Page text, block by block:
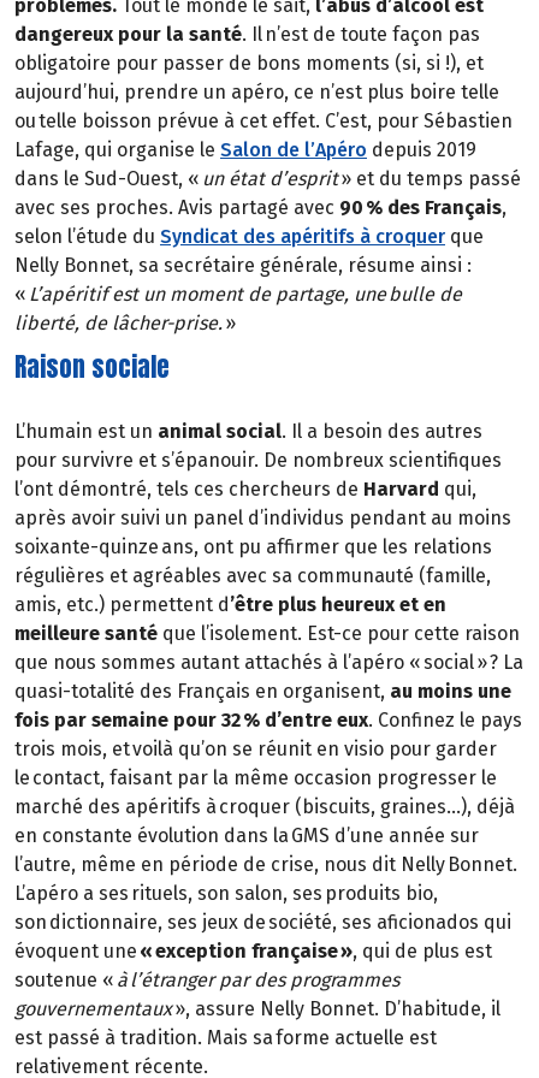
problèmes. Tout le monde le sait, l’abus d’alcool est
dangereux pour la santé. Il n’est de toute façon pas
obligatoire pour passer de bons moments (si, si !), et
aujourd’hui, prendre un apéro, ce n’est plus boire telle
ou telle boisson prévue à cet effet. C’est, pour Sébastien
Lafage, qui organise le Salon de l’Apéro depuis 2019
dans le Sud-Ouest, « un état d’esprit» et du temps passé
avec ses proches. Avis partagé avec 90 % des Français,
selon l’étude du Syndicat des apéritifs à croquer que
Nelly Bonnet, sa secrétaire générale, résume ainsi :
« L’apéritif est un moment de partage, une bulle de
liberté, de lâcher-prise.»
Raison sociale
L’humain est un animal social. Il a besoin des autres
pour survivre et s’épanouir. De nombreux scientifiques
l’ont démontré, tels ces chercheurs de Harvard qui,
après avoir suivi un panel d’individus pendant au moins
soixante-quinze ans, ont pu affirmer que les relations
régulières et agréables avec sa communauté (famille,
amis, etc.) permettent d’être plus heureux et en
meilleure santé que l’isolement. Est-ce pour cette raison
que nous sommes autant attachés à l’apéro « social » ? La
quasi-totalité des Français en organisent, au moins une
fois par semaine pour 32 % d’entre eux. Confinez le pays
trois mois, et voilà qu’on se réunit en visio pour garder
le contact, faisant par la même occasion progresser le
marché des apéritifs à croquer (biscuits, graines…), déjà
en constante évolution dans la GMS d’une année sur
l’autre, même en période de crise, nous dit Nelly Bonnet.
L’apéro a ses rituels, son salon, ses produits bio,
son dictionnaire, ses jeux de société, ses aficionados qui
évoquent une « exception française », qui de plus est
soutenue « à l’étranger par des programmes
gouvernementaux», assure Nelly Bonnet. D’habitude, il
est passé à tradition. Mais sa forme actuelle est
relativement récente.